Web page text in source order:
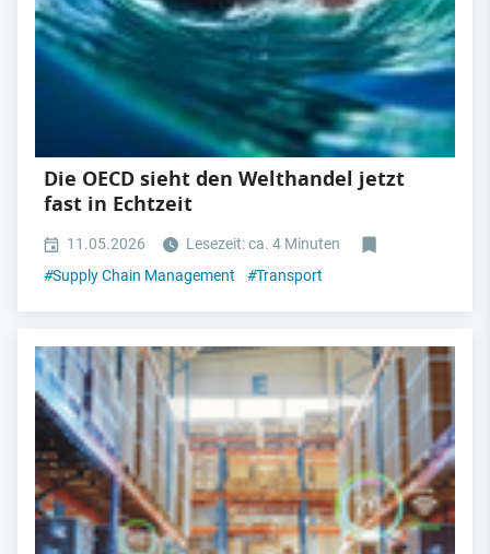
Die OECD sieht den Welthandel jetzt
fast in Echtzeit
11.05.2026
Lesezeit: ca. 4 Minuten
#Supply Chain Management #Transport